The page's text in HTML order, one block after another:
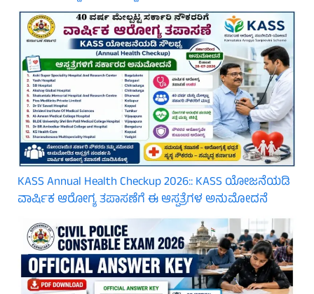
KASS Annual Health Checkup 2026:: KASS ಯೋಜನೆಯಡಿ
ವಾರ್ಷಿಕ ಆರೋಗ್ಯ ತಪಾಸಣೆಗೆ ಈ ಆಸ್ಪತ್ರೆಗಳ ಅನುಮೋದನೆ